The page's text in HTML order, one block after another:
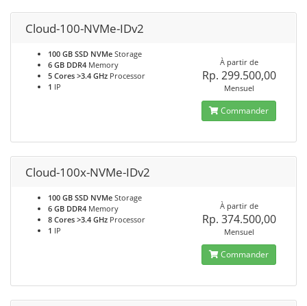
Cloud-100-NVMe-IDv2
100 GB SSD NVMe Storage
6 GB DDR4 Memory
5 Cores >3.4 GHz Processor
1 IP
À partir de
Rp. 299.500,00
Mensuel
Commander
Cloud-100x-NVMe-IDv2
100 GB SSD NVMe Storage
6 GB DDR4 Memory
8 Cores >3.4 GHz Processor
1 IP
À partir de
Rp. 374.500,00
Mensuel
Commander